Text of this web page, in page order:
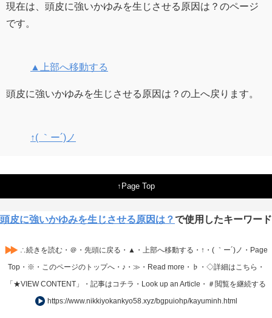
現在は、頭皮に強いかゆみを生じさせる原因は？のページ
です。
▲上部へ移動する
頭皮に強いかゆみを生じさせる原因は？の上へ戻ります。
↑( ｀ー´)ノ
Page Top
頭皮に強いかゆみを生じさせる原因は？で使用したキーワード
∴続きを読む・＠・先頭に戻る・▲・上部へ移動する・↑・( ｀ー´)ノ・Page
Top・※・このページのトップへ・♪・≫・Read more・♭・◇詳細はこちら・
「★VIEW CONTENT」・記事はコチラ・Look up an Article・＃閲覧を継続する
https://www.nikkiyokankyo58.xyz/bgpuiohp/kayuminh.html